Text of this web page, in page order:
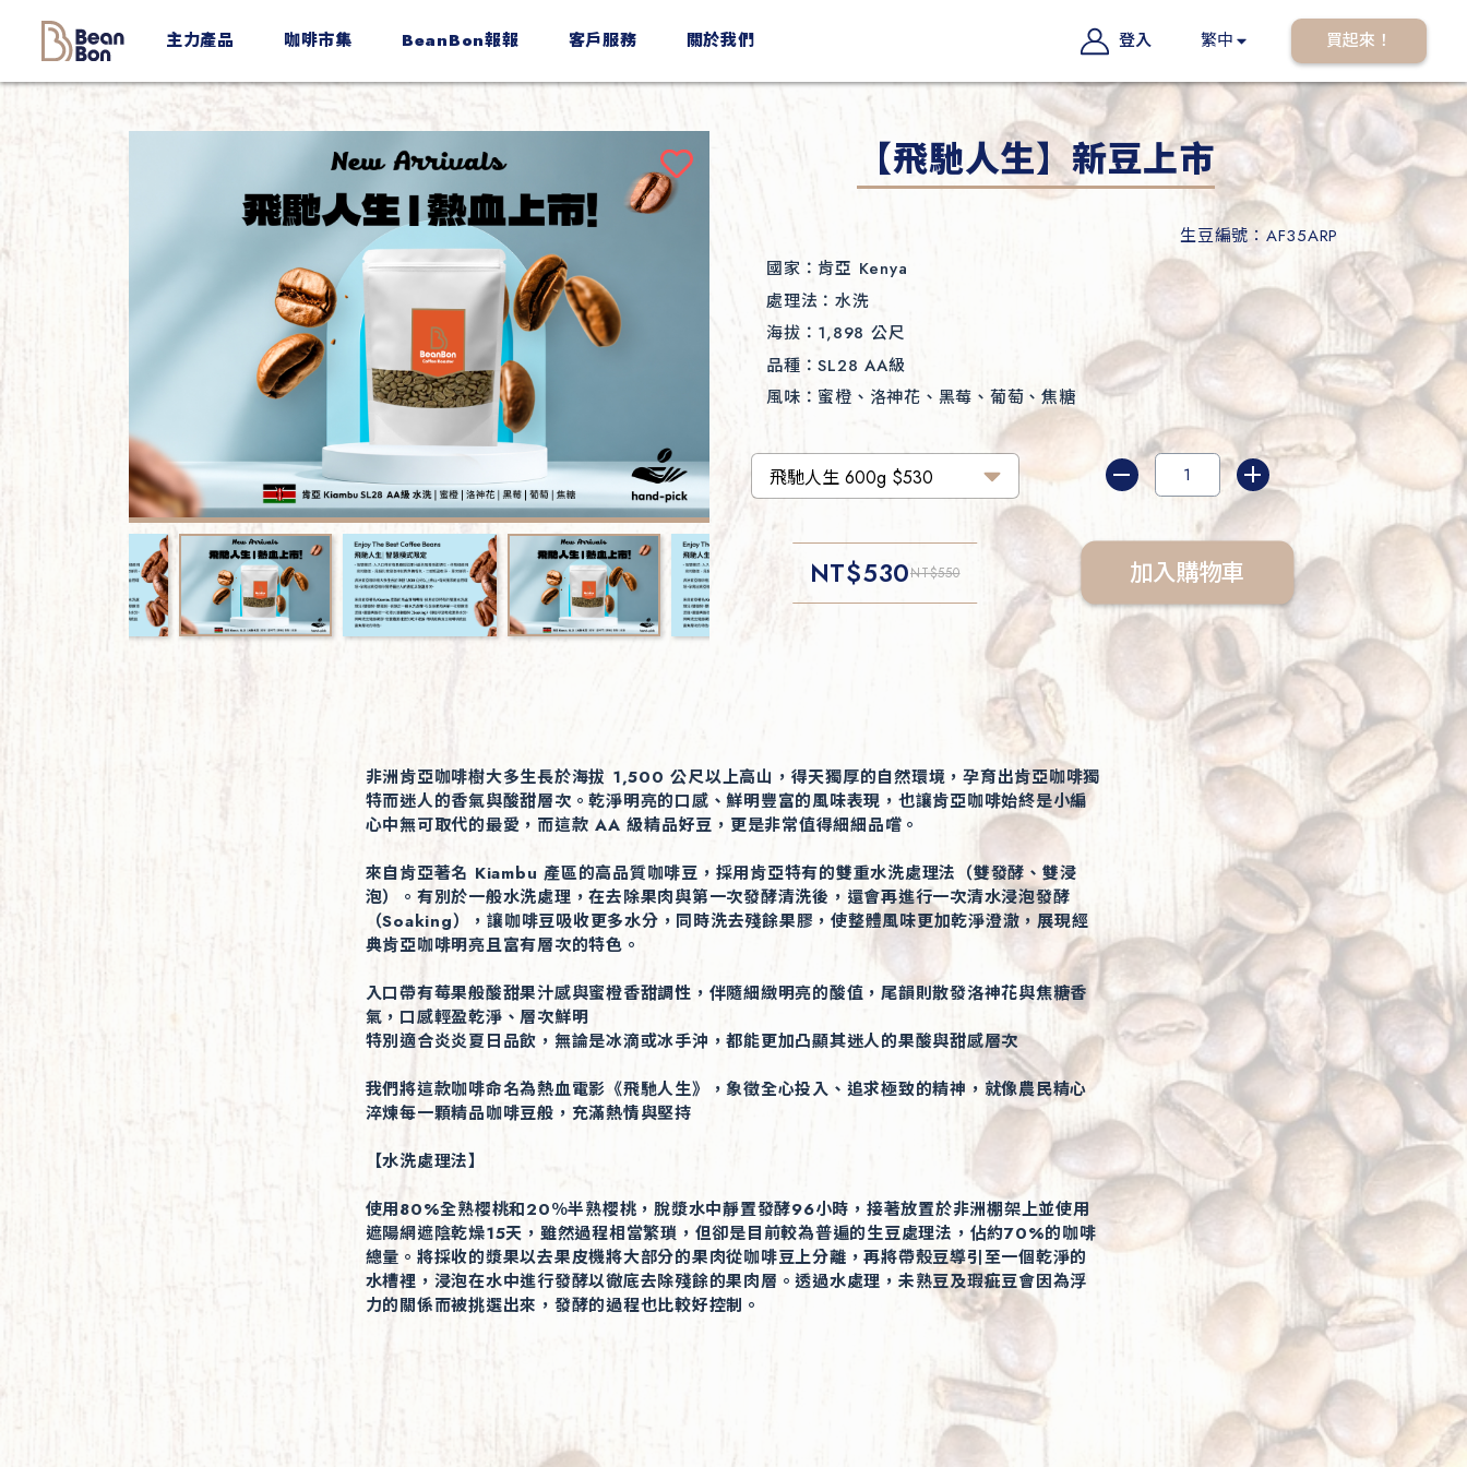
買起來！
繁中
登入
主力產品 咖啡市集 BeanBon報報 客戶服務 關於我們
【飛馳人生】新豆上市
生豆編號：AF35ARP
國家：肯亞 Kenya
處理法： 水洗
海拔： 1,898 公尺
品種：SL28 AA級
風味： 蜜橙、洛神花、黑莓、葡萄、焦糖
NT$530NT$550 加入購物車
非洲肯亞咖啡樹大多生長於海拔 1,500 公尺以上高山，得天獨厚的自然環境，孕育出肯亞咖啡獨
特而迷人的香氣與酸甜層次。乾淨明亮的口感、鮮明豐富的風味表現，也讓肯亞咖啡始終是小編
心中無可取代的最愛，而這款 AA 級精品好豆，更是非常值得細細品嚐。
來自肯亞著名 Kiambu 產區的高品質咖啡豆，採用肯亞特有的雙重水洗處理法（雙發酵、雙浸
泡）。有別於一般水洗處理，在去除果肉與第一次發酵清洗後，還會再進行一次清水浸泡發酵
（Soaking），讓咖啡豆吸收更多水分，同時洗去殘餘果膠，使整體風味更加乾淨澄澈，展現經
典肯亞咖啡明亮且富有層次的特色。
入口帶有莓果般酸甜果汁感與蜜橙香甜調性，伴隨細緻明亮的酸值，尾韻則散發洛神花與焦糖香
氣，口感輕盈乾淨、層次鮮明
特別適合炎炎夏日品飲，無論是冰滴或冰手沖，都能更加凸顯其迷人的果酸與甜感層次
我們將這款咖啡命名為熱血電影《飛馳人生》，象徵全心投入、追求極致的精神，就像農民精心
淬煉每一顆精品咖啡豆般，充滿熱情與堅持
【水洗處理法】
使用80%全熟櫻桃和20％半熟櫻桃，脫漿水中靜置發酵96小時，接著放置於非洲棚架上並使用
遮陽網遮陰乾燥15天，雖然過程相當繁瑣，但卻是目前較為普遍的生豆處理法，佔約70%的咖啡
總量。將採收的漿果以去果皮機將大部分的果肉從咖啡豆上分離，再將帶殼豆導引至一個乾淨的
水槽裡，浸泡在水中進行發酵以徹底去除殘餘的果肉層。透過水處理，未熟豆及瑕疵豆會因為浮
力的關係而被挑選出來，發酵的過程也比較好控制。